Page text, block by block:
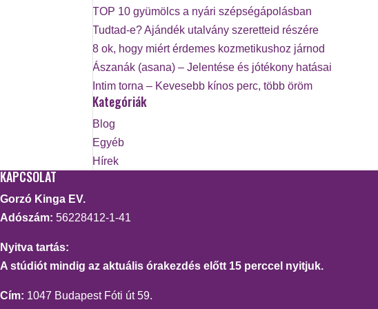
TOP 10 gyümölcs a nyári szépségápolásban
Tudtad-e? Ajándék utalvány szeretteid részére
8 ok, hogy miért érdemes kozmetikushoz járnod
Ászanák (asana) – Jelentése és jótékony hatásai
Intim torna – Kevesebb kínos perc, több öröm
Kategóriák
Blog
Egyéb
Hírek
KAPCSOLAT
Gorzó Kinga EV.
Adószám: 56228412-1-41
Nyitva tartás:
A stúdiót mindig az aktuális órakezdés előtt 15 perccel nyitjuk.
Cím: 1047 Budapest Fóti út 59.